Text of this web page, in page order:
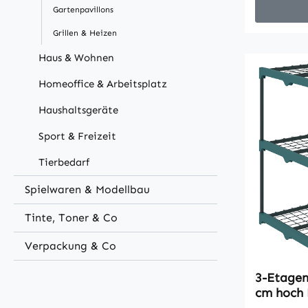
Gartenpavillons
Grillen & Heizen
Haus & Wohnen
Homeoffice & Arbeitsplatz
Haushaltsgeräte
Sport & Freizeit
Tierbedarf
Spielwaren & Modellbau
Tinte, Toner & Co
Verpackung & Co
mit
und
Metall
bleibt
selbst
Note und
des
3-
cm hoch